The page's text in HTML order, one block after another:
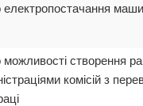
електропостачання
можливості створення
комісій з